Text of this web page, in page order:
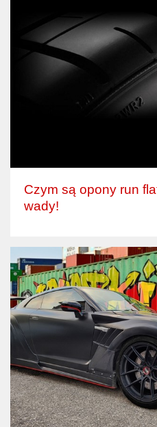
Czym są opony run
wady!